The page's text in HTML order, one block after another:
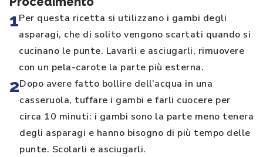
1Per questa ricetta si utilizzano i gambi degli
asparagi, che di solito vengono scartati quando si
cucinano le punte. Lavarli e asciugarli, rimuovere
con un pela-carote la parte più esterna.
2Dopo avere fatto bollire dell’acqua in una
casseruola, tuffare i gambi e farli cuocere per
circa 10 minuti: i gambi sono la parte meno tenera
degli asparagi e hanno bisogno di più tempo delle
punte. Scolarli e asciugarli.